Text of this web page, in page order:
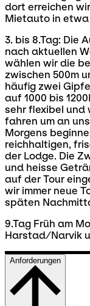
dort erreichen
Mietauto in
3. bis 8.Tag: Die
nach aktuellen
wählen wir die
zwischen 500m
häufig zwei
auf 1000 bis
sehr flexibel und
fahren um an
Morgens
reichhaltigen,
der Lodge. Die
und heisse
auf der Tour
wir immer neue
späten
9.Tag Früh am
Harstad/Narvik
Anforderungen